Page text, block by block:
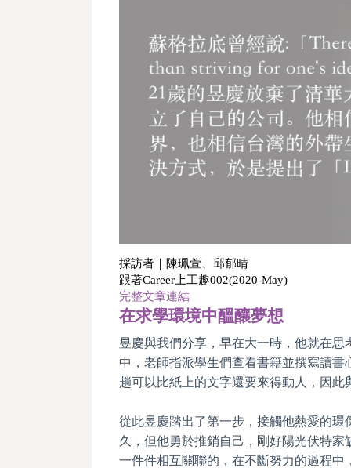
採訪者｜陳珮萱、邱郁晴
跟著Career上工趣002(2020-May)
完整文章連結
在求學環境中醞釀夢想
昱慶與我們分享，早在大一時，他就在
中，老師指派學生們查看書籍並撰寫讀
趟可以比紙上的文字還要來得動人，因
從此昱慶踏出了第一步，接觸他熱愛的
久，但他勇於推銷自己，剛好陽光伏特
一件件相互關聯的，在不斷努力的過程